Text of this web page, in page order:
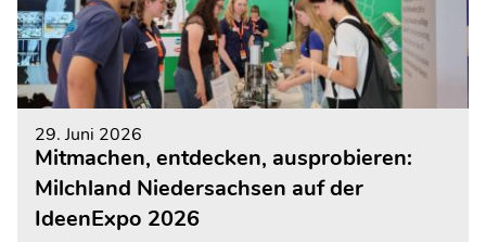
29. Juni 2026
Mitmachen, entdecken, ausprobieren:
Milchland Niedersachsen auf der
IdeenExpo 2026